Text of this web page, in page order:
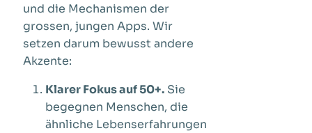
und die Mechanismen der
grossen, jungen Apps. Wir
setzen darum bewusst andere
Akzente:
Klarer Fokus auf 50+.Sie
begegnen Menschen, die
ähnliche Lebenserfahrungen